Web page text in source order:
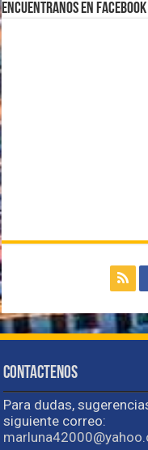
Encuentranos en Facebook
Contactenos
Para dudas,
siguiente correo: